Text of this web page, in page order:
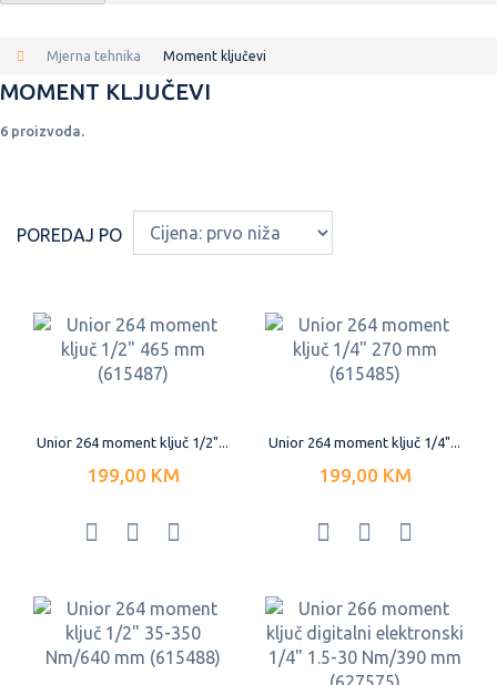
Mjerna tehnika Moment ključevi
MOMENT KLJUČEVI
6 proizvoda.
POREDAJ PO
Unior 264 moment ključ 1/2"...
199,00 KM
Unior 264 moment ključ 1/4"...
199,00 KM